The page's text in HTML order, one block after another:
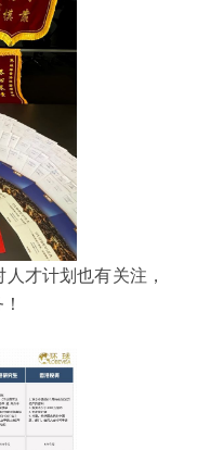
才计划也有关注，